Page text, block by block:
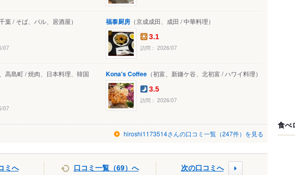
千葉 / そば、バル、居酒屋）
07
福泰厨房 （京成成田、成田 / 中華料理）
3.1
訪問： 2026/07
高島町 / 焼肉、日本料理、韓国
07
Kona's Coffee （初富、新鎌ケ谷、北初富 / ハワイ料理）
3.5
訪問： 2026/07
hiroshi1173514さんの口コミ一覧（247件）を見る
ミへ 口コミ一覧（69）へ 次の口コミへ
食べ